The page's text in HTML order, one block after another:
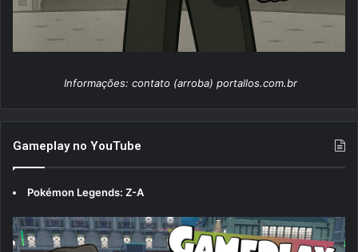
Informações: contato (arroba) portallos.com.br
Gameplay no YouTube
Pokémon Legends: Z-A